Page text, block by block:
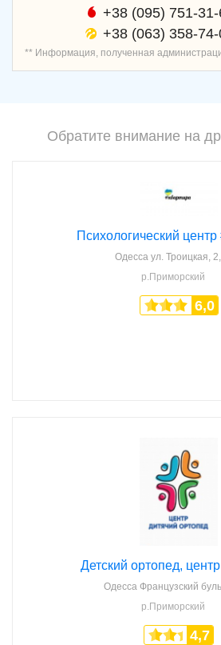
+38 (095) 751-
+38 (063) 358-
Обратите внимание на
Психологический центр
Одесса ул. Троицкая,
р.Приморский
6,0
Детский ортопед,
Одесса Французский
р.Приморский
4,7